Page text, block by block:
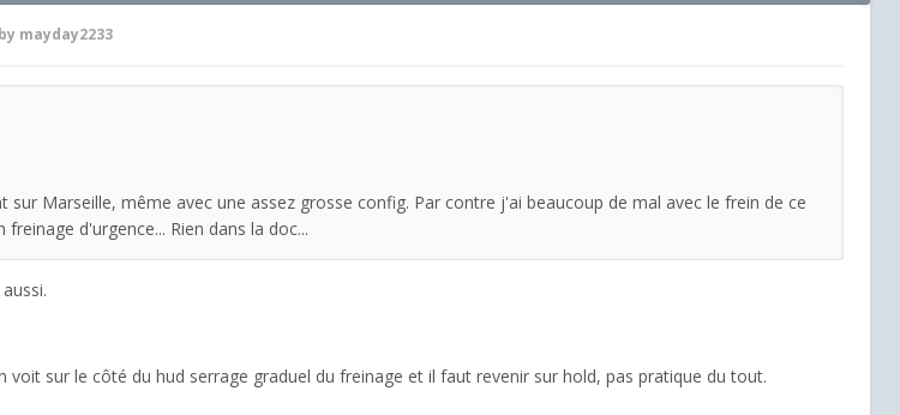
by mayday2233
sur Marseille, même avec une assez grosse config. Par contre j'ai beaucoup de mal avec le frein de ce
d'urgence... Rien dans la doc...
voit sur le côté du hud serrage graduel du freinage et il faut revenir sur hold, pas pratique du tout.